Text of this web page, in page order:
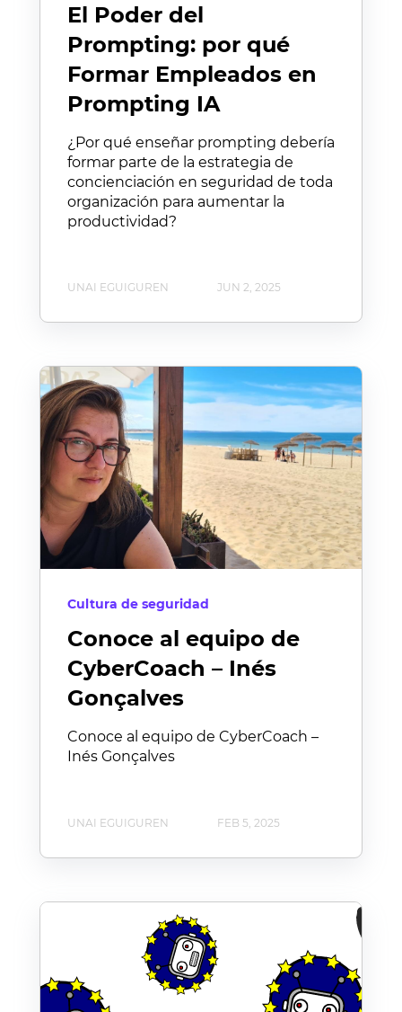
El Poder del
Prompting: por qué
Formar Empleados en
Prompting IA
¿Por qué enseñar prompting debería
formar parte de la estrategia de
concienciación en seguridad de toda
organización para aumentar la
productividad?
UNAI EGUIGUREN JUN 2, 2025
Cultura de seguridad
Conoce al equipo de
CyberCoach – Inés
Gonçalves
Conoce al equipo de CyberCoach –
Inés Gonçalves
UNAI EGUIGUREN FEB 5, 2025